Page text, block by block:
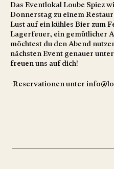
Das Eventlokal Loube Spiez
Donnerstag zu einem
Lust auf ein kühles Bier zum
Lagerfeuer, ein gemütlicher
möchtest du den Abend
nächsten Event genauer
freuen uns auf dich!
-Reservationen unter